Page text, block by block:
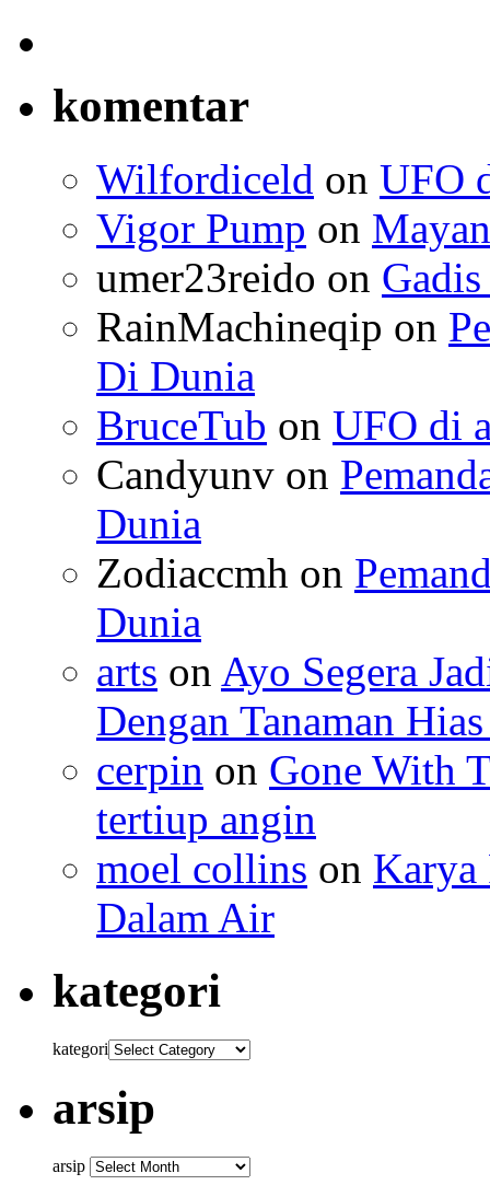
komentar
Wilfordiceld on UFO
Vigor Pump on
umer23reido on
RainMachineqip on
Di Dunia
BruceTub on UFO di
Candyunv on
Dunia
Zodiaccmh on
Dunia
arts on Ayo Segera
Dengan Tanaman
cerpin on Gone With
tertiup angin
moel collins on Karya
Dalam Air
kategori
kategori
arsip
arsip